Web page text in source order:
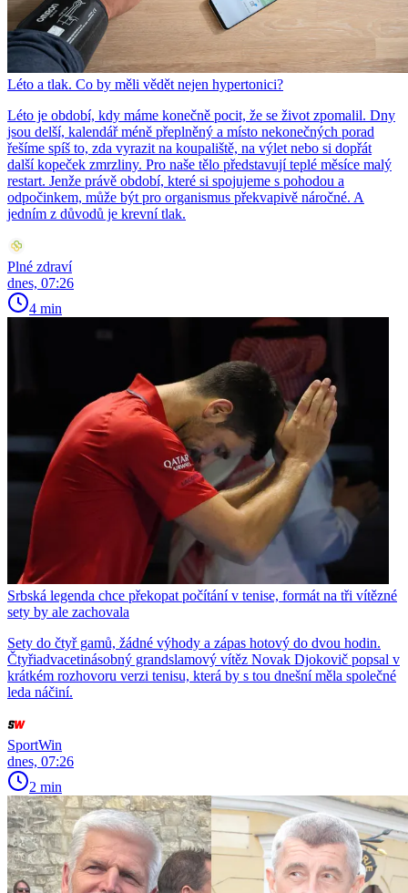
Léto a tlak. Co by měli vědět nejen hypertonici?
Léto je období, kdy máme konečně pocit, že se život zpomalil. Dny
jsou delší, kalendář méně přeplněný a místo nekonečných porad
řešíme spíš to, zda vyrazit na koupaliště, na výlet nebo si dopřát
další kopeček zmrzliny. Pro naše tělo představují teplé měsíce malý
restart. Jenže právě období, které si spojujeme s pohodou a
odpočinkem, může být pro organismus překvapivě náročné. A
jedním z důvodů je krevní tlak.
Plné zdraví
dnes, 07:26
4 min
Srbská legenda chce překopat počítání v tenise, formát na tři vítězné
sety by ale zachovala
Sety do čtyř gamů, žádné výhody a zápas hotový do dvou hodin.
Čtyřiadvacetinásobný grandslamový vítěz Novak Djokovič popsal v
krátkém rozhovoru verzi tenisu, která by s tou dnešní měla společné
leda náčiní.
SportWin
dnes, 07:26
2 min